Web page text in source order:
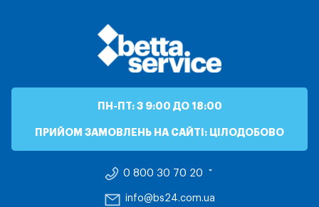
ПН-ПТ: З 9:00 ДО 18:00
ПРИЙОМ ЗАМОВЛЕНЬ НА САЙТІ: ЦІЛОДОБОВО
0 800 30 70 20
info@bs24.com.ua